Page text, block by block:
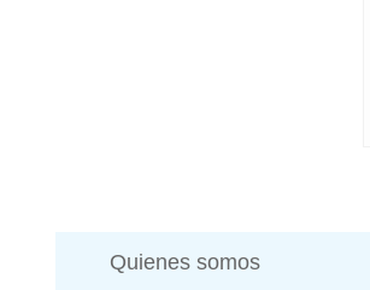
Quienes somos